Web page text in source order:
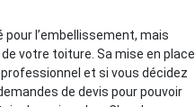
pour l’embellissement, mais
votre toiture. Sa mise en place
et si vous décidez
de devis pour pouvoir